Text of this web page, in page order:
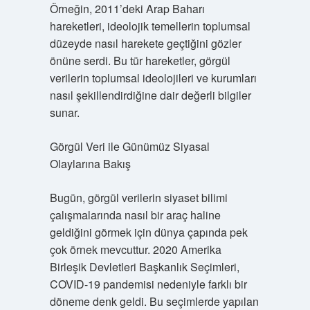
Örneğin, 2011’deki Arap Baharı
hareketleri, ideolojik temellerin toplumsal
düzeyde nasıl harekete geçtiğini gözler
önüne serdi. Bu tür hareketler, görgül
verilerin toplumsal ideolojileri ve kurumları
nasıl şekillendirdiğine dair değerli bilgiler
sunar.
Görgül Veri ile Günümüz Siyasal
Olaylarına Bakış
Bugün, görgül verilerin siyaset bilimi
çalışmalarında nasıl bir araç haline
geldiğini görmek için dünya çapında pek
çok örnek mevcuttur. 2020 Amerika
Birleşik Devletleri Başkanlık Seçimleri,
COVID-19 pandemisi nedeniyle farklı bir
döneme denk geldi. Bu seçimlerde yapılan